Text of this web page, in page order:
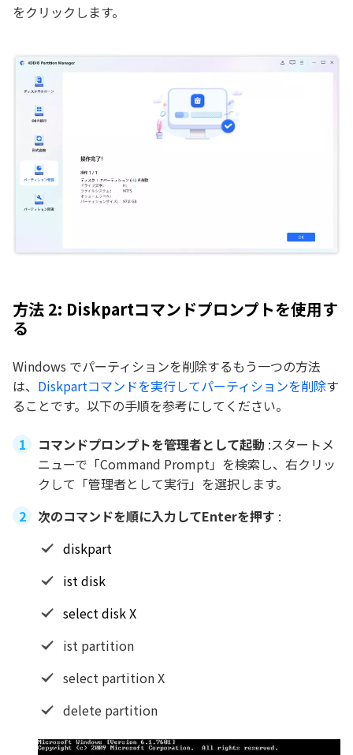
をクリックします。
方法 2: Diskpartコマンドプロンプトを使用す
る
Windows でパーティションを削除するもう一つの方法
は、 Diskpartコマンドを実行してパーティションを削除す
ることです。以下の手順を参考にしてください。
コマンドプロンプトを管理者として起動 :スタートメ
ニューで「Command Prompt」を検索し、右クリッ
クして「管理者として実行」を選択します。
次のコマンドを順に入力してEnterを押す :
diskpart
ist disk
select disk X
ist partition
select partition X
delete partition